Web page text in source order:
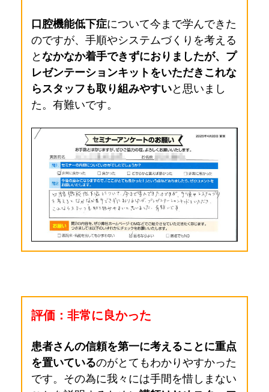
口腔機能低下症について今まで学んできた
のですが、手順やシステムづくりを考える
と なかなか着手できずにおりましたが、プ
レゼンテーションキットをいただきこれな
らスタッフも取り組みやすいと思いまし
た。有難いです。
評価：非常に良かった
患者さんの信頼を第一に考えることに重点
を置いているのがとてもわかりやすかった
です。その為に我々には手間を惜しまない